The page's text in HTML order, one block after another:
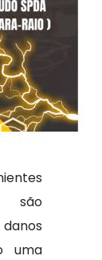
são
uma